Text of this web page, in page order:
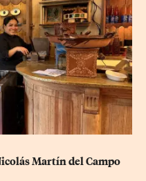
Martín del Campo